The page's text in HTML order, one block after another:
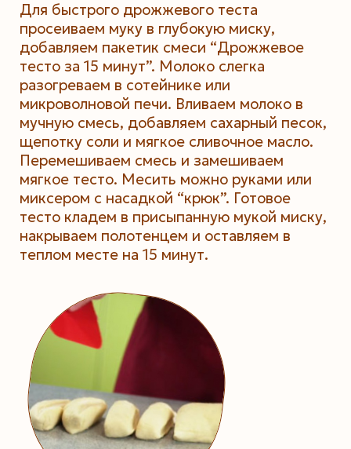
Для быстрого дрожжевого теста
просеиваем муку в глубокую миску,
добавляем пакетик смеси “Дрожжевое
тесто за 15 минут”. Молоко слегка
разогреваем в сотейнике или
микроволновой печи. Вливаем молоко в
мучную смесь, добавляем сахарный песок,
щепотку соли и мягкое сливочное масло.
Перемешиваем смесь и замешиваем
мягкое тесто. Месить можно руками или
миксером с насадкой “крюк”. Готовое
тесто кладем в присыпанную мукой миску,
накрываем полотенцем и оставляем в
теплом месте на 15 минут.